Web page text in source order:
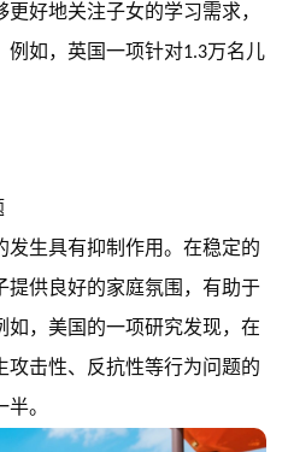
好地关注子女的学习需求，
例如，英国一项针对1.3万名儿
生具有抑制作用。在稳定的
提供良好的家庭氛围，有助于
如，美国的一项研究发现，在
击性、反抗性等行为问题的
。